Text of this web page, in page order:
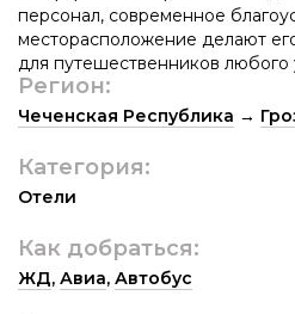
персонал, современное
месторасположение делают
для путешественников любого
Регион:
Чеченская Республика →
Категория:
Отели
Как добраться:
ЖД, Авиа, Автобус